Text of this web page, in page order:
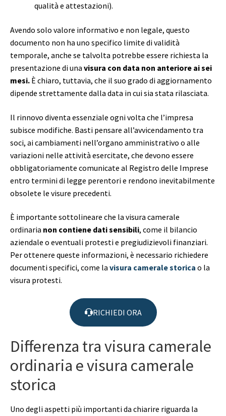
qualità e attestazioni).
Avendo solo valore informativo e non legale, questo
documento non ha uno specifico limite di validità
temporale, anche se talvolta potrebbe essere richiesta la
presentazione di una visura con data non anteriore ai sei
mesi. È chiaro, tuttavia, che il suo grado di aggiornamento
dipende strettamente dalla data in cui sia stata rilasciata.
Il rinnovo diventa essenziale ogni volta che l’impresa
subisce modifiche. Basti pensare all’avvicendamento tra
soci, ai cambiamenti nell’organo amministrativo o alle
variazioni nelle attività esercitate, che devono essere
obbligatoriamente comunicate al Registro delle Imprese
entro termini di legge perentori e rendono inevitabilmente
obsolete le visure precedenti.
È importante sottolineare che la visura camerale
ordinaria non contiene dati sensibili, come il bilancio
aziendale o eventuali protesti e pregiudizievoli finanziari.
Per ottenere queste informazioni, è necessario richiedere
documenti specifici, come la visura camerale storica o la
visura protesti.
RICHIEDI ORA
Differenza tra visura camerale
ordinaria e visura camerale
storica
Uno degli aspetti più importanti da chiarire riguarda la